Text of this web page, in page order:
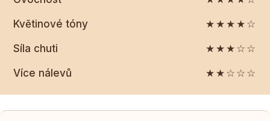
Květinové tóny ★★★★☆
Síla chuti ★★★☆☆
Více nálevů ★★☆☆☆